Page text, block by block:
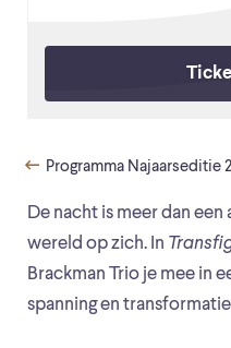
De nacht is meer dan
wereld op zich. In
Brackman Trio je mee in
spanning en
Programma Najaarseditie